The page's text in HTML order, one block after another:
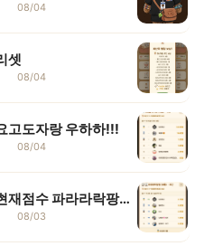
08/04
셋
08/04
고도자랑 우하하!!!
08/04
서리키우기게임 현재점수 파라라락팡팡 보통 1등
08/03